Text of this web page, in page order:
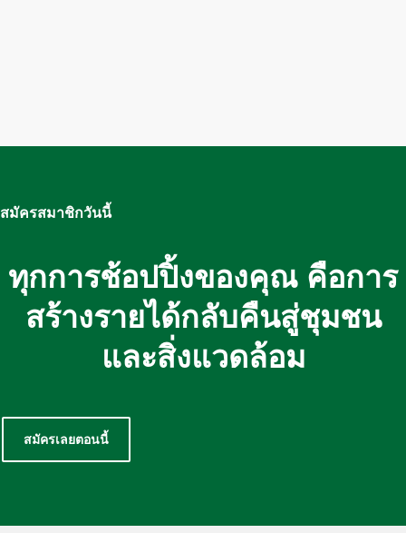
สมัครสมาชิกวันนี้
ทุกการช้อปปิ้งของคุณ คือการ
สร้างรายได้กลับคืนสู่ชุมชน
และสิ่งแวดล้อม
สมัครเลยตอนนี้